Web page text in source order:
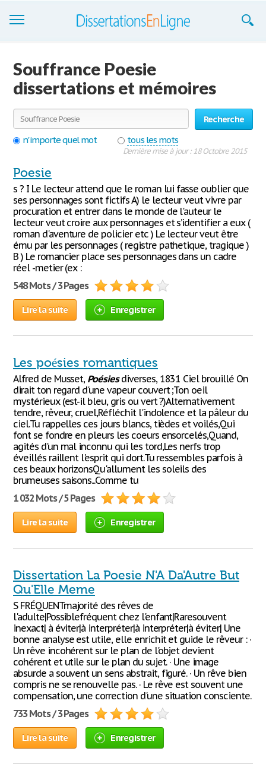
S'inscrire
Se connecter
Contactez-nous
Souffrance Poesie
dissertations et mémoires
Recherche
n'importe quel mot
tous les mots
Dernière mise à jour : 18 Octobre 2015
Poesie
s ? I Le lecteur attend que le roman lui fasse oublier que
ses personnages sont fictifs A) le lecteur veut vivre par
procuration et entrer dans le monde de l'auteur le
lecteur veut croire aux personnages et s’identifier a eux (
roman d'aventure de policier etc ) Le lecteur veut être
ému par les personnages ( registre pathetique, tragique )
B ) Le romancier place ses personnages dans un cadre
réel -metier (ex :
548 Mots / 3 Pages
Lire la suite Enregistrer
Les poésies romantiques
Alfred de Musset, Poésiesdiverses, 1831 Ciel brouillé On
dirait ton regard d'une vapeur couvert ;Ton oeil
mystérieux (est-il bleu, gris ou vert ?)Alternativement
tendre, rêveur, cruel,Réfléchit l'indolence et la pâleur du
ciel.Tu rappelles ces jours blancs, tièdes et voilés,Qui
font se fondre en pleurs les coeurs ensorcelés,Quand,
agités d'un mal inconnu qui les tord,Les nerfs trop
éveillés raillent l'esprit qui dort.Tu ressembles parfois à
ces beaux horizonsQu'allument les soleils des
brumeuses saisons...Comme tu
1 032 Mots / 5 Pages
Lire la suite Enregistrer
Dissertation La Poesie N'A Da'Autre But
Qu'Elle Meme
S FRÉQUENTmajorité des rêves de
l'adulte|Possiblefréquent chez l'enfant|Raresouvent
inexact| à éviter|à interpréter|à interpréter|à éviter| Une
bonne analyse est utile, elle enrichit et guide le rêveur : ·
Un rêve incohérent sur le plan de l'objet devient
cohérent et utile sur le plan du sujet. · Une image
absurde a souvent un sens abstrait, figuré. · Un rêve bien
compris ne se renouvelle pas. · Le rêve est souvent une
compensation, une correction d'une situation consciente.
733 Mots / 3 Pages
Lire la suite Enregistrer